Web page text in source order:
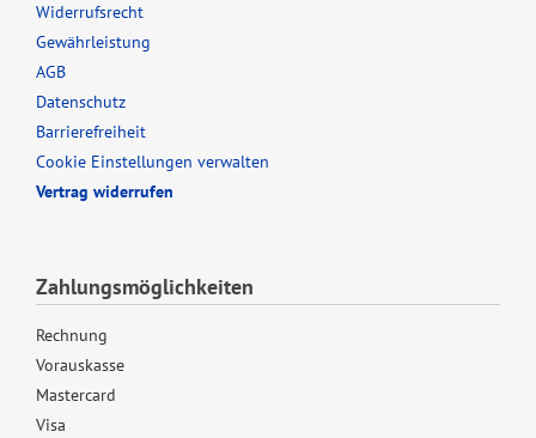
Widerrufsrecht
Gewährleistung
AGB
Datenschutz
Barrierefreiheit
Cookie Einstellungen verwalten
Vertrag widerrufen
Zahlungsmöglichkeiten
Rechnung
Vorauskasse
Mastercard
Visa